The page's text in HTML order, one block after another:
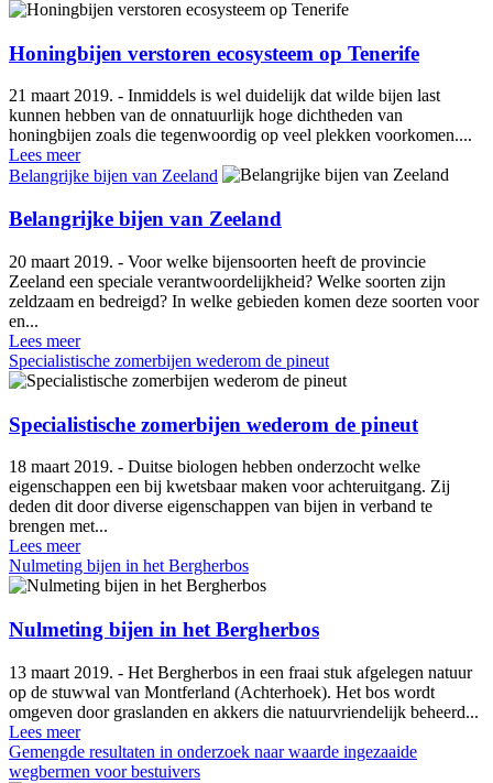
Honingbijen verstoren ecosysteem op Tenerife
21 maart 2019. - Inmiddels is wel duidelijk dat wilde bijen last
kunnen hebben van de onnatuurlijk hoge dichtheden van
honingbijen zoals die tegenwoordig op veel plekken voorkomen....
Lees meer
Belangrijke bijen van Zeeland
Belangrijke bijen van Zeeland
20 maart 2019. - Voor welke bijensoorten heeft de provincie
Zeeland een speciale verantwoordelijkheid? Welke soorten zijn
zeldzaam en bedreigd? In welke gebieden komen deze soorten voor
en...
Lees meer
Specialistische zomerbijen wederom de pineut
Specialistische zomerbijen wederom de pineut
18 maart 2019. - Duitse biologen hebben onderzocht welke
eigenschappen een bij kwetsbaar maken voor achteruitgang. Zij
deden dit door diverse eigenschappen van bijen in verband te
brengen met...
Lees meer
Nulmeting bijen in het Bergherbos
Nulmeting bijen in het Bergherbos
13 maart 2019. - Het Bergherbos in een fraai stuk afgelegen natuur
op de stuwwal van Montferland (Achterhoek). Het bos wordt
omgeven door graslanden en akkers die natuurvriendelijk beheerd...
Lees meer
Gemengde resultaten in onderzoek naar waarde ingezaaide
wegbermen voor bestuivers